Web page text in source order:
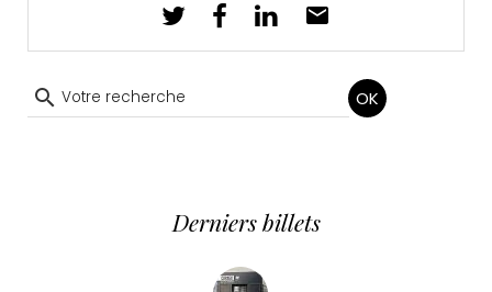
OK
Derniers billets